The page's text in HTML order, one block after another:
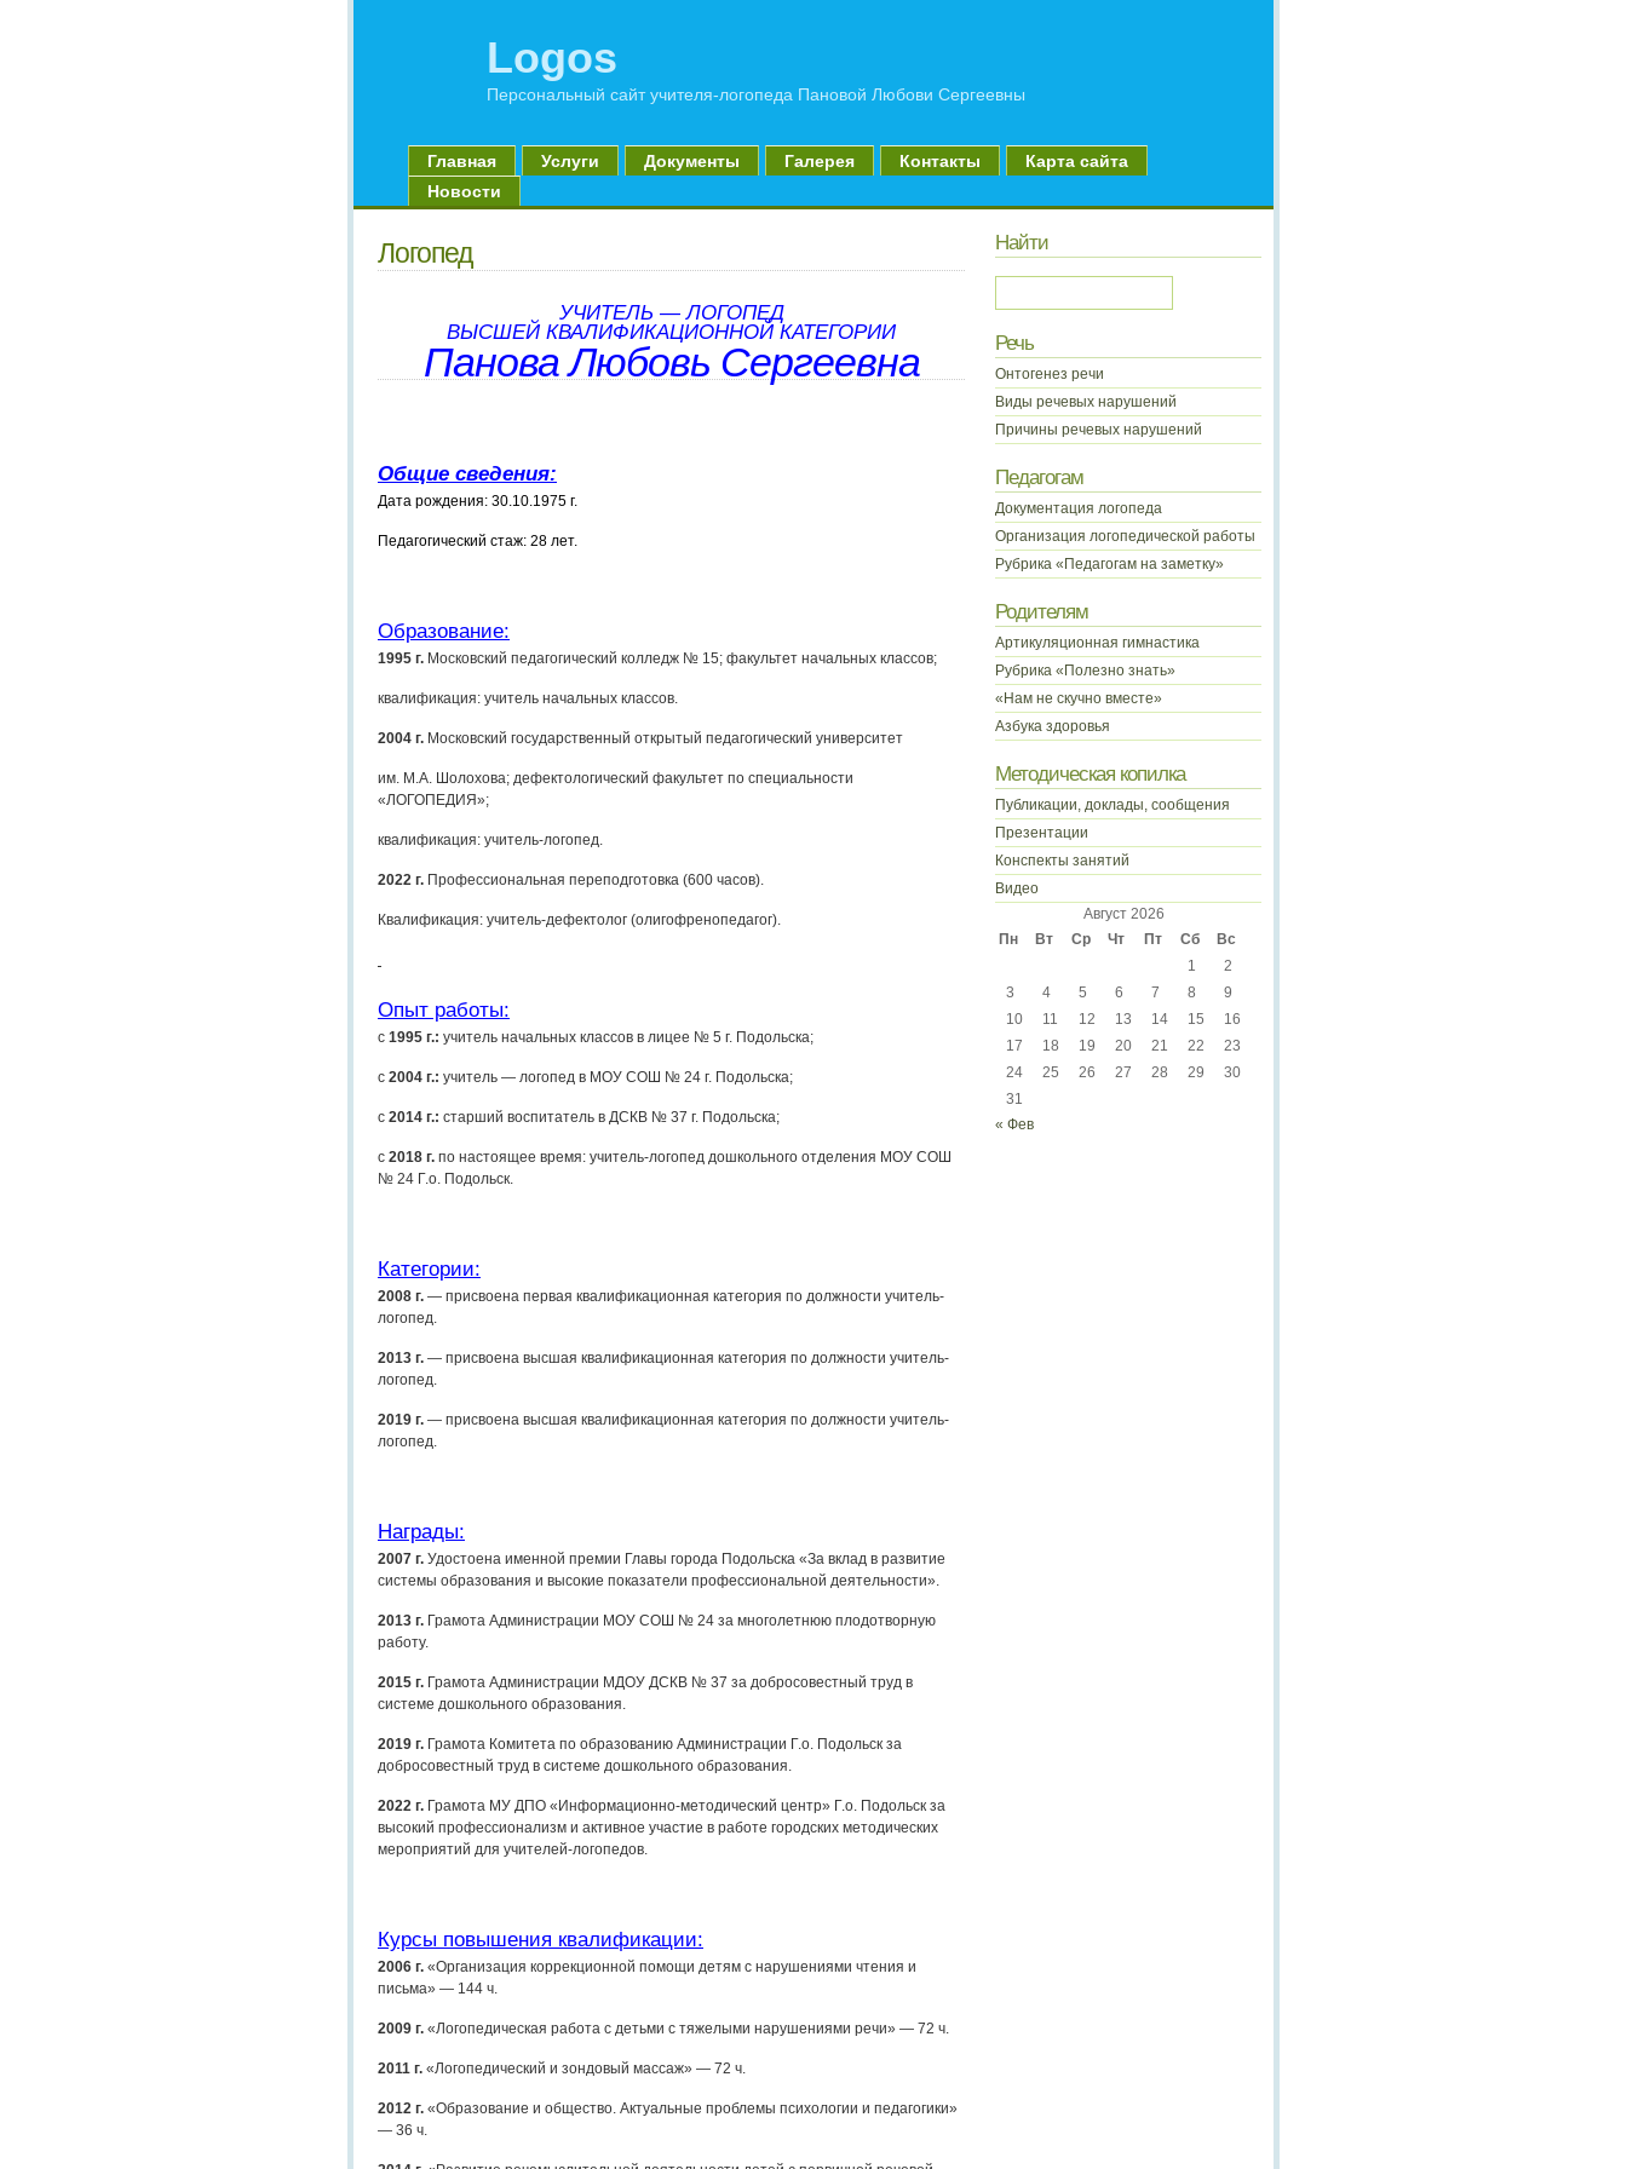
Logos
Персональный сайт учителя-логопеда Пановой Любови Сергеевны
Главная Услуги Документы Галерея Контакты
Карта сайта
Новости
Логопед
УЧИТЕЛЬ — ЛОГОПЕД
ВЫСШЕЙ КВАЛИФИКАЦИОННОЙ КАТЕГОРИИ
Панова Любовь Сергеевна
Общие сведения:
Дата рождения: 30.10.1975 г.
Педагогический стаж: 28 лет.
Образование:
1995 г. Московский педагогический колледж № 15; факультет начальных классов;
квалификация: учитель начальных классов.
2004 г. Московский государственный открытый педагогический университет
им. М.А. Шолохова; дефектологический факультет по специальности
«ЛОГОПЕДИЯ»;
квалификация: учитель-логопед.
2022 г. Профессиональная переподготовка (600 часов).
Квалификация: учитель-дефектолог (олигофренопедагог).
Опыт работы:
с 1995 г.: учитель начальных классов в лицее № 5 г. Подольска;
с 2004 г.: учитель — логопед в МОУ СОШ № 24 г. Подольска;
с 2014 г.: старший воспитатель в ДСКВ № 37 г. Подольска;
с 2018 г. по настоящее время: учитель-логопед дошкольного отделения МОУ СОШ
№ 24 Г.о. Подольск.
Категории:
2008 г. — присвоена первая квалификационная категория по должности учитель-
логопед.
2013 г. — присвоена высшая квалификационная категория по должности учитель-
логопед.
2019 г. — присвоена высшая квалификационная категория по должности учитель-
логопед.
Награды:
2007 г. Удостоена именной премии Главы города Подольска «За вклад в развитие
системы образования и высокие показатели профессиональной деятельности».
2013 г. Грамота Администрации МОУ СОШ № 24 за многолетнюю плодотворную
работу.
2015 г. Грамота Администрации МДОУ ДСКВ № 37 за добросовестный труд в
системе дошкольного образования.
2019 г. Грамота Комитета по образованию Администрации Г.о. Подольск за
добросовестный труд в системе дошкольного образования.
2022 г. Грамота МУ ДПО «Информационно-методический центр» Г.о. Подольск за
высокий профессионализм и активное участие в работе городских методических
мероприятий для учителей-логопедов.
Курсы повышения квалификации:
2006 г. «Организация коррекционной помощи детям с нарушениями чтения и
письма» — 144 ч.
2009 г. «Логопедическая работа с детьми с тяжелыми нарушениями речи» — 72 ч.
2011 г. «Логопедический и зондовый массаж» — 72 ч.
2012 г. «Образование и общество. Актуальные проблемы психологии и педагогики»
— 36 ч.
Найти
Речь
Онтогенез речи
Виды речевых нарушений
Причины речевых нарушений
Педагогам
Документация логопеда
Организация логопедической работы
Рубрика «Педагогам на заметку»
Родителям
Артикуляционная гимнастика
Рубрика «Полезно знать»
«Нам не скучно вместе»
Азбука здоровья
Методическая копилка
Публикации, доклады, сообщения
Презентации
Конспекты занятий
Видео
Август 2026
Пн
Вт Ср Чт Пт Сб
Вс
1
2
3
4 5 6 7 8
9
10
11 12 13 14 15
16
17
18 19 20 21 22
23
24
25 26 27 28 29
30
31
« Фев